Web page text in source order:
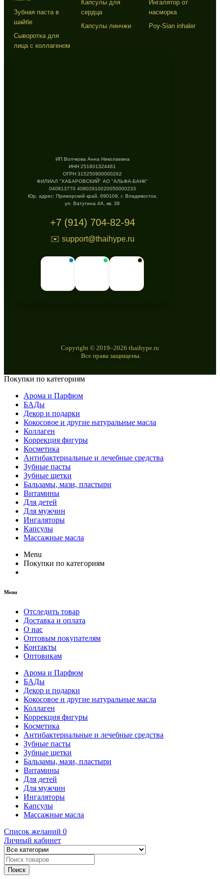
Зубная паста в
шайбе
Сыворотка для
лица с коллагеном
Капсулы для
сердца
Капсулы линчжи
Ингалятор от
насморка
Poy-Sian inhaler
ИП Волчкова Анна Николаевна
ИНН 251801324461
ОГРН 315250900000262
ФИЛИАЛ "ХАБАРОВСКИЙ" АО "АЛЬФА-БАНК"
040813770 40802810020050000233
Юр. адрес: Приморский край, 690109, г. Владивосток,
ул. Ватутина 4А, кв. 38
+7 (914) 704-82-94
✉️ support@thaihype.ru
Copyright © 2019–2026 thaihype.ru
Все права защищены.
Покупки по категориям
Арома и Парфюм
БАДы
Декор и подарки
Кокосовое и другие натуральные масла
Коллаген
Коррекция фигуры
Косметика
Антибактериальные и лечебные средства
Зубные пасты
Зубные щетки
Бальзамы, мази, пластыри
Витамины
Для детей
Для мужчин
Ингаляторы
Капсулы
Массажные масла
Menu
Покупки по категориям
Menu
Отследить товар
Доставка и оплата
О нас
Оптовым покупателям
Контакты
Оптовикам
Арома и Парфюм
БАДы
Декор и подарки
Кокосовое и другие натуральные масла
Коллаген
Коррекция фигуры
Косметика
Антибактериальные и лечебные средства
Зубные пасты
Зубные щетки
Бальзамы, мази, пластыри
Витамины
Для детей
Для мужчин
Ингаляторы
Капсулы
Массажные масла
Список желаний 0
Личный кабинет